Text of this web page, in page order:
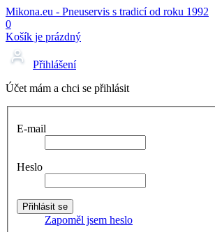
Mikona.eu - Pneuservis s tradicí od roku 1992
0
Košík je prázdný
Přihlášení
Účet mám a chci se přihlásit
E-mail
Heslo
Zapoměl jsem heslo